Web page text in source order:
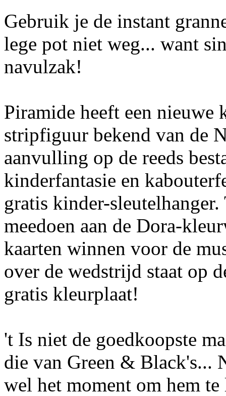
Gebruik je de instant
lege pot niet weg... want
navulzak!
Piramide heeft een nieuwe
stripfiguur bekend van de
aanvulling op de reeds
kinderfantasie en
gratis kinder-
meedoen aan de Dora-
kaarten winnen voor de
over de wedstrijd staat op
gratis kleurplaat!
't Is niet de goedkoopste
die van Green & Black's...
wel het moment om hem te